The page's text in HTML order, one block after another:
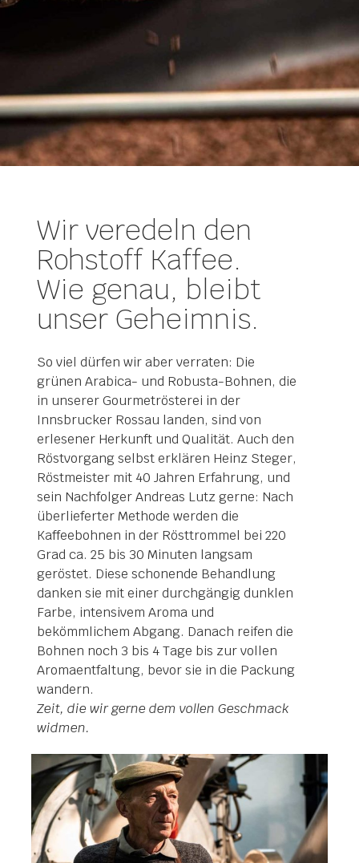
Wir veredeln den
Rohstoff Kaffee.
Wie genau, bleibt
unser Geheimnis.
So viel dürfen wir aber verraten: Die
grünen Arabica- und Robusta-Bohnen, die
in unserer Gourmetrösterei in der
Innsbrucker Rossau landen, sind von
erlesener Herkunft und Qualität. Auch den
Röstvorgang selbst erklären Heinz Steger,
Röstmeister mit 40 Jahren Erfahrung, und
sein Nachfolger Andreas Lutz gerne: Nach
überlieferter Methode werden die
Kaffeebohnen in der Rösttrommel bei 220
Grad ca. 25 bis 30 Minuten langsam
geröstet. Diese schonende Behandlung
danken sie mit einer durchgängig dunklen
Farbe, intensivem Aroma und
bekömmlichem Abgang. Danach reifen die
Bohnen noch 3 bis 4 Tage bis zur vollen
Aromaentfaltung, bevor sie in die Packung
wandern.
Zeit, die wir gerne dem vollen Geschmack
widmen.